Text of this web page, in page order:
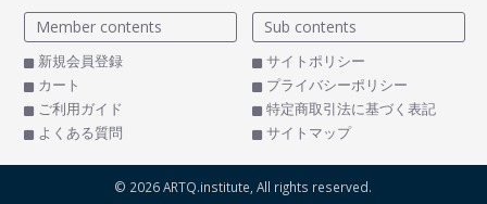
Member contents
新規会員登録
カート
ご利用ガイド
よくある質問
Sub contents
サイトポリシー
プライバシーポリシー
特定商取引法に基づく表記
サイトマップ
© 2026 ARTQ.institute, All rights reserved.